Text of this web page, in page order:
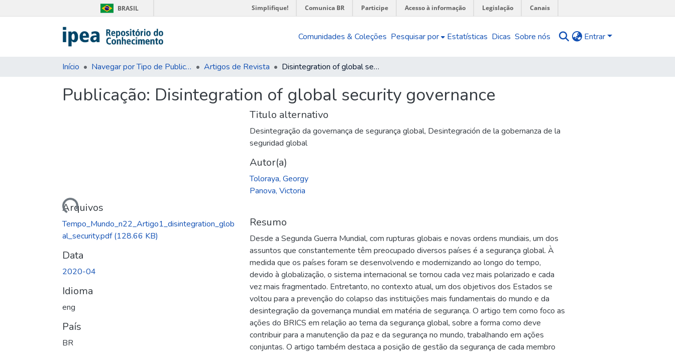
BRASIL Simplifique! Comunica BR Participe Acesso à informação Legislação Canais
Comunidades & Coleções Pesquisar por Estatísticas Dicas Sobre nós Entrar
Início Navegar por Tipo de Publicação Artigos de Revista Disintegration of global security governance
Publicação: Disintegration of global security governance
Carregando...
Arquivos
Tempo_Mundo_n22_Artigo1_disintegration_glob
al_security.pdf(128.66 KB)
Data
2020-04
Idioma
eng
País
BR
Titulo alternativo
Desintegração da governança de segurança global, Desintegración de la gobernanza de la
seguridad global
Autor(a)
Toloraya, Georgy
Panova, Victoria
Resumo
Desde a Segunda Guerra Mundial, com rupturas globais e novas ordens mundiais, um dos
assuntos que constantemente têm preocupado diversos países é a segurança global. À
medida que os países foram se desenvolvendo e modernizando ao longo do tempo,
devido à globalização, o sistema internacional se tornou cada vez mais polarizado e cada
vez mais fragmentado. Entretanto, no contexto atual, um dos objetivos dos Estados se
voltou para a prevenção do colapso das instituições mais fundamentais do mundo e da
desintegração da governança mundial em matéria de segurança. O artigo tem como foco as
ações do BRICS em relação ao tema da segurança global, sobre a forma como deve
contribuir para a manutenção da paz e da segurança no mundo, trabalhando em ações
conjuntas. O artigo também destaca a posição de gestão da segurança de cada membro